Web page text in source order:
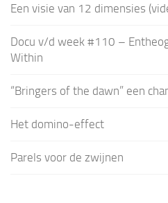
Een visie van 12 dimensies
Docu v/d week #110 –
Within
“Bringers of the dawn” een
Het domino-effect
Parels voor de zwijnen